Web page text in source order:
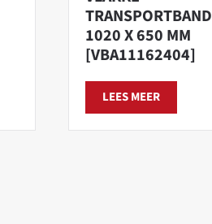
TRANSPORTBAND
1020 X 650 MM
[VBA11162404]
LEES MEER